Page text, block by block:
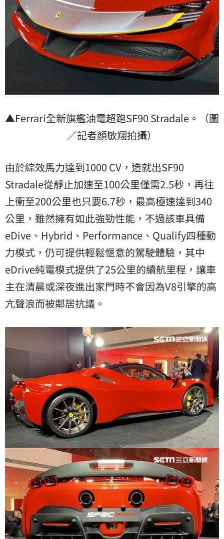
▲Ferrari全新旗艦油電超跑SF90 Stradale。（圖
／記者顏敏翔拍攝）
由於綜效馬力達到1000 CV，造就出SF90
Stradale從靜止加速至100公里僅需2.5秒，再往
上衝至200公里也只要6.7秒，最高極速達到340
公里，雖然擁有如此強勁性能，不過該車具備
eDive、Hybrid、Performance、Qualify四種動
力模式，仍可提供輕鬆愜意的駕駛體驗，其中
eDrive純電模式提供了25公里的續航里程，讓車
主在清晨或深夜進出家門時不會因為V8引擎的高
亢聲浪而被鄰居抗議。